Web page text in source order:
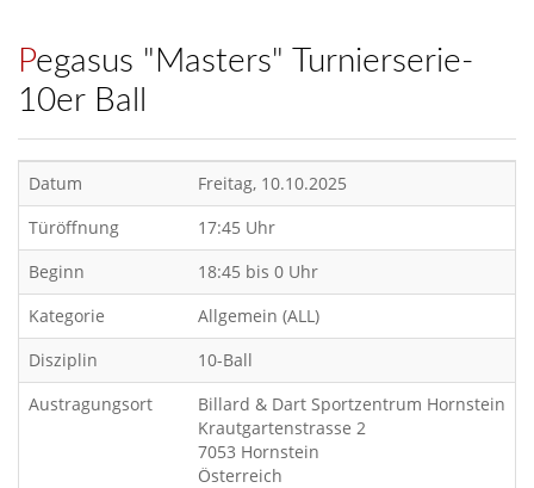
Pegasus "Masters" Turnierserie-
10er Ball
Datum
Freitag, 10.10.2025
Türöffnung
17:45 Uhr
Beginn
18:45 bis 0 Uhr
Kategorie
Allgemein (ALL)
Disziplin
10-Ball
Austragungsort
Billard & Dart Sportzentrum Hornstein
Krautgartenstrasse 2
7053 Hornstein
Österreich